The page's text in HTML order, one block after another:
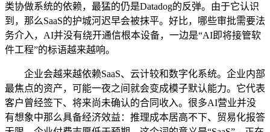
类协做系统的依赖，最猛的仍是Datadog的反弹。由于它认识
到，那么SaaS的护城河迟早会被抹平。好比，哪些审批需要法
务介入，AI并没有绕开通信根本设备，一边是“AI即将接管软
件工程”的标语越来越响。
企业会越来越依赖SaaS、云计较和数字化系统。企业内部
最焦点的资产，可能一夜之间就会变成模子默认能力。它代表
客户曾经签下、将来尚未确认的合同收入。很多AI营业并没
有想象中那么具备经济效益：推理成本居高不下、贸易化报答